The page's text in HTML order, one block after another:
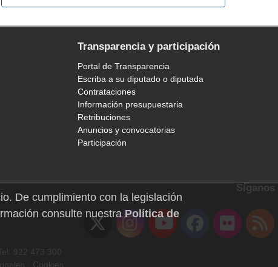
Transparencia y participación
Portal de Transparencia
Escriba a su diputado o diputada
Contrataciones
Información presupuestaria
Retribuciones
Anuncios y convocatorias
Participación
Síganos
922 473 300
· Cookies
De cumplimiento con la legislación
consulte nuestraPolítica de